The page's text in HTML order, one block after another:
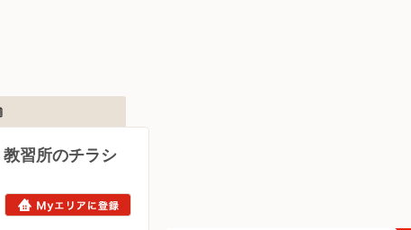
習所のチラシ